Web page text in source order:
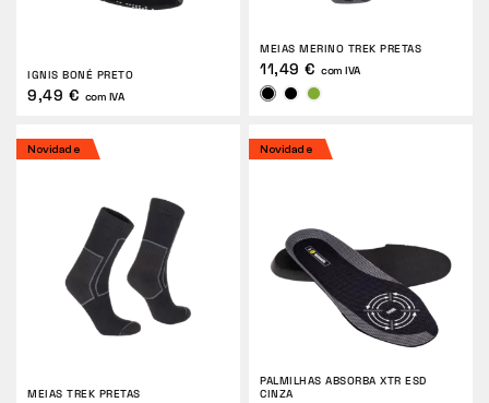
IGNIS BONÉ PRETO
9,49 € com IVA
MEIAS MERINO TREK PRETAS
11,49 € com IVA
Novidade
MEIAS TREK PRETAS
Novidade
PALMILHAS ABSORBA XTR ESD
CINZA